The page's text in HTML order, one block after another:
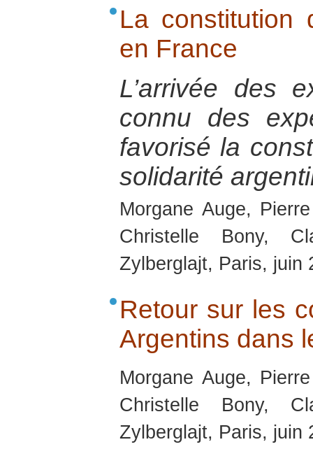
La constitution
en France
L’arrivée des
connu des
favorisé la
solidarité
Morgane Auge,
Christelle Bony,
Zylberglajt, Paris, juin
Retour sur les
Argentins dans
Morgane Auge,
Christelle Bony,
Zylberglajt, Paris, juin